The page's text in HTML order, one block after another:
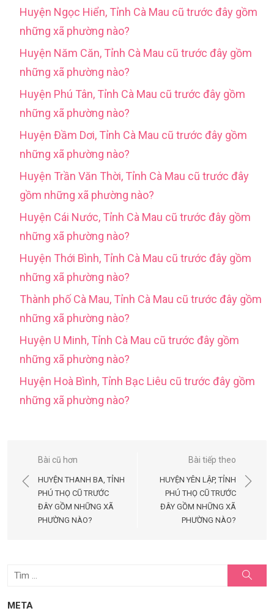
Huyện Ngọc Hiển, Tỉnh Cà Mau cũ trước đây gồm
những xã phường nào?
Huyện Năm Căn, Tỉnh Cà Mau cũ trước đây gồm
những xã phường nào?
Huyện Phú Tân, Tỉnh Cà Mau cũ trước đây gồm
những xã phường nào?
Huyện Đầm Dơi, Tỉnh Cà Mau cũ trước đây gồm
những xã phường nào?
Huyện Trần Văn Thời, Tỉnh Cà Mau cũ trước đây
gồm những xã phường nào?
Huyện Cái Nước, Tỉnh Cà Mau cũ trước đây gồm
những xã phường nào?
Huyện Thới Bình, Tỉnh Cà Mau cũ trước đây gồm
những xã phường nào?
Thành phố Cà Mau, Tỉnh Cà Mau cũ trước đây gồm
những xã phường nào?
Huyện U Minh, Tỉnh Cà Mau cũ trước đây gồm
những xã phường nào?
Huyện Hoà Bình, Tỉnh Bạc Liêu cũ trước đây gồm
những xã phường nào?
Điều
hướng
viết
Bài cũ hơn
HUYỆN THANH BA, TỈNH
PHÚ THỌ CŨ TRƯỚC
ĐÂY GỒM NHỮNG XÃ
PHƯỜNG NÀO?
Bài tiếp theo
HUYỆN YÊN LẬP, TỈNH
PHÚ THỌ CŨ TRƯỚC
ĐÂY GỒM NHỮNG XÃ
PHƯỜNG NÀO?
Tìm
quả
kiếm
META